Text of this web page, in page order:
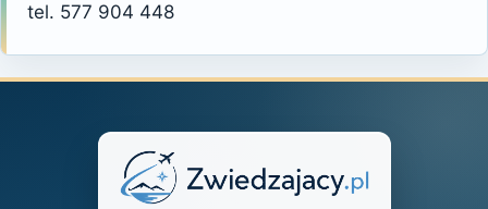
tel. 577 904 448